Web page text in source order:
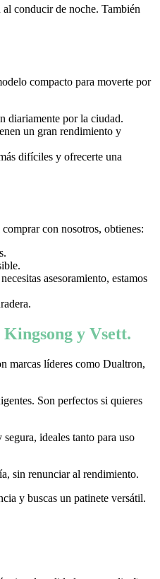
conducir de noche. También
compacto para moverte por
diariamente por la ciudad.
un gran rendimiento y
difíciles y ofrecerte una
con nosotros, obtienes:
asesoramiento, estamos
y Vsett.
marcas líderes como Dualtron,
Son perfectos si quieres
ideales tanto para uso
sin renunciar al rendimiento.
y buscas un patinete versátil.